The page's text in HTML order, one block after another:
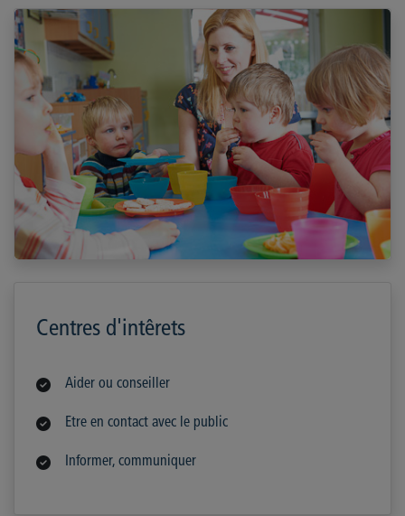
Centres d'intêrets
Aider ou conseiller
Etre en contact avec le public
Informer, communiquer